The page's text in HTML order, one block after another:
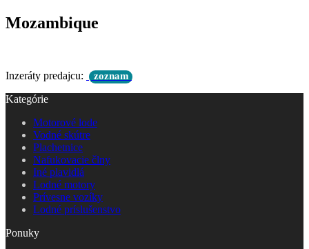
Mozambique
Inzeráty predajcu: zoznam
Kategórie
Motorové lode
Vodné skútre
Plachetnice
Nafukovacie člny
Iné plavidlá
Lodné motory
Prívesne vozíky
Lodné príslušenstvo
Ponuky